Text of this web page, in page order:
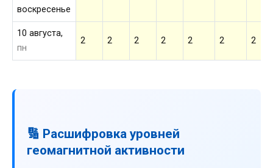
воскресенье
10 августа,
пн
2 2 2 2 2 2 2
🔢 Расшифровка уровней
геомагнитной активности